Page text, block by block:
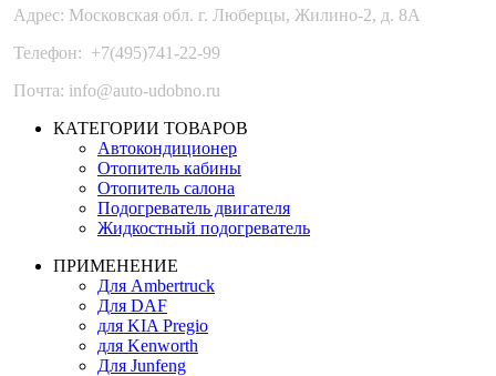
Адрес: Московская обл. г. Люберцы, Жилино-2, д. 8A
Телефон: +7(495)741-22-99
Почта: info@auto-udobno.ru
КАТЕГОРИИ ТОВАРОВ
Автокондиционер
Отопитель кабины
Отопитель салона
Подогреватель двигателя
Жидкостный подогреватель
ПРИМЕНЕНИЕ
Для Ambertruck
Для DAF
для KIA Pregio
для Kenworth
Для Junfeng